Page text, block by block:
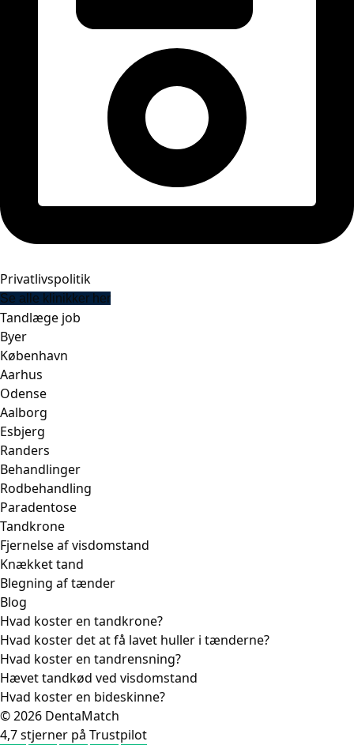
Privatlivspolitik
Se alle klinikker her
Tandlæge job
Byer
København
Aarhus
Odense
Aalborg
Esbjerg
Randers
Behandlinger
Rodbehandling
Paradentose
Tandkrone
Fjernelse af visdomstand
Knækket tand
Blegning af tænder
Blog
Hvad koster en tandkrone?
Hvad koster det at få lavet huller i tænderne?
Hvad koster en tandrensning?
Hævet tandkød ved visdomstand
Hvad koster en bideskinne?
© 2026 DentaMatch
4,7 stjerner på Trustpilot